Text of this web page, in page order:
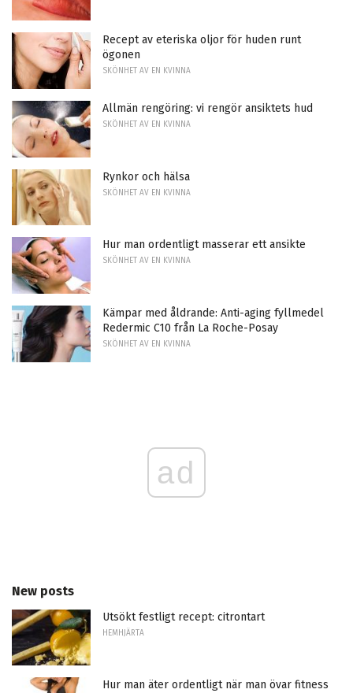
Recept av eteriska oljor för huden runt
ögonen
SKÖNHET AV EN KVINNA
Allmän rengöring: vi rengör ansiktets hud
SKÖNHET AV EN KVINNA
Rynkor och hälsa
SKÖNHET AV EN KVINNA
Hur man ordentligt masserar ett ansikte
SKÖNHET AV EN KVINNA
Kämpar med åldrande: Anti-aging fyllmedel
Redermic C10 från La Roche-Posay
SKÖNHET AV EN KVINNA
ad
New posts
Utsökt festligt recept: citrontart
HEMHJÄRTA
Hur man äter ordentligt när man övar fitness